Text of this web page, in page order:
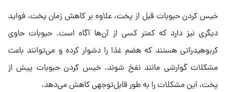
خیس کردن حبوبات قبل از پخت، علاوه بر کاهش زمان پخت، فواید
دیگری نیز دارد که کمتر کسی از آن‌ها آگاه است. حبوبات حاوی
کربوهیدراتی هستند که هضم غذا را دشوار کرده و می‌توانند باعث
مشکلات گوارشی مانند نفخ شوند. خیس کردن حبوبات پیش از
پخت، این مشکلات را به طور قابل‌توجهی کاهش می‌دهد.